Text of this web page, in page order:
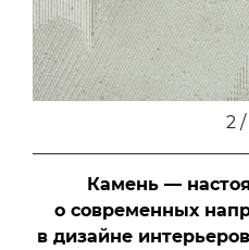
2
Камень —
о современных
в дизайне